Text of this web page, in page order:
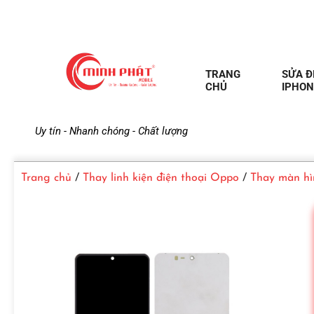
M
i
Uy tín - Nhanh chóng - Chất lượng
TRANG
CHỦ
SỬA
Trang chủ / Thay linh kiện điện thoại Oppo / Thay màn